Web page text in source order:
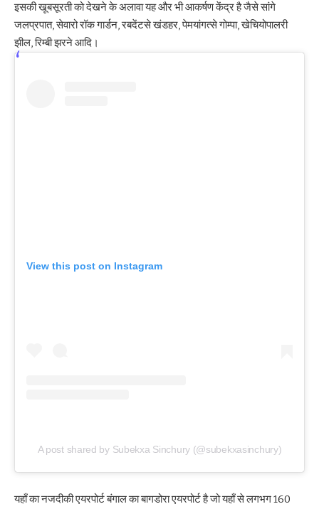
इसकी खूबसूरती को देखने के अलावा यह और भी आकर्षण केंद्र है जैसे सांगे
जलप्रपात, सेवारो रॉक गार्डन, रबदेंटसे खंडहर, पेमयांगत्से गोम्पा, खेचियोपालरी
झील, रिम्बी झरने आदि।
View this post on Instagram
A post shared by Subekxa Sinchury (@subekxasinchury)
यहाँ का नजदीकी एयरपोर्ट बंगाल का बागडोरा एयरपोर्ट है जो यहाँ से लगभग 160